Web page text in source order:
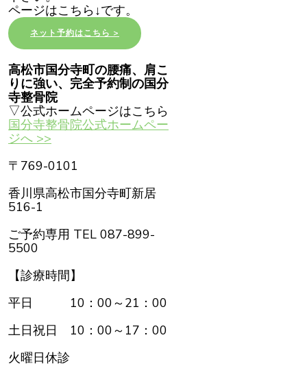
ページはこちら↓です。
ネット予約はこちら >
高松市国分寺町の腰痛、肩こ
りに強い、完全予約制の国分
寺整骨院
▽公式ホームページはこちら
国分寺整骨院公式ホームペー
ジへ >>
〒769-0101
香川県高松市国分寺町新居
516-1
ご予約専用 TEL 087-899-
5500
【診療時間】
平日 10：00～21：00
土日祝日 10：00～17：00
火曜日休診